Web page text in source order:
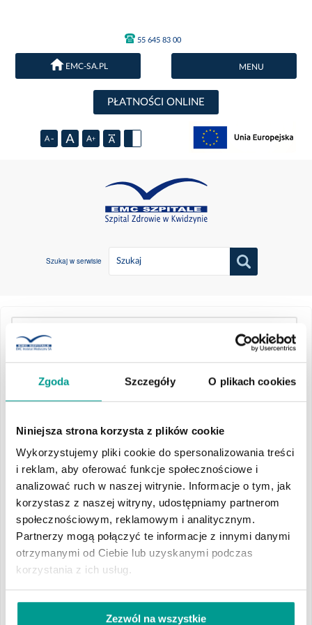
Zgoda Szczegóły O plikach cookies
Niniejsza strona korzysta z plików cookie
Wykorzystujemy pliki cookie do spersonalizowania treści
i reklam, aby oferować funkcje społecznościowe i
analizować ruch w naszej witrynie. Informacje o tym, jak
korzystasz z naszej witryny, udostępniamy partnerom
społecznościowym, reklamowym i analitycznym.
Partnerzy mogą połączyć te informacje z innymi danymi
otrzymanymi od Ciebie lub uzyskanymi podczas
korzystania z ich usług.
Zezwól na wszystkie
55 645 83 00
EMC-SA.PL MENU
PŁATNOŚCI ONLINE
Szukaj w serwisie
Menu
Grudzień 2025 - Jadłospis
Listopad 2025 - Jadłospis
Listopad 2025 - Zdjęcia posiłków
Październik 2025 - Jadłospis
Październik 2025 - Zdjęcia posiłków
Wrzesień 2025 - Jadłospis
Czerwiec 2025 - Jadłospis
0607-jadlospis-02-
08-06-2025.doc
0601-jadlospis-09-
15-06-2025.doc